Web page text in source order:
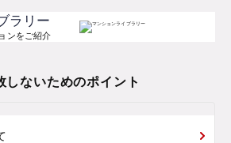
ラリー
ンをご紹介
しないためのポイント